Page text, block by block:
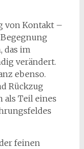
von Kontakt –
das im
verändert.
ebenso.
Rückzug
als Teil eines
feinen